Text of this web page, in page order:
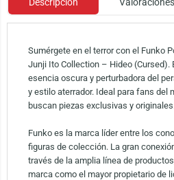
Sumérgete en el terror con el Funko
Junji Ito Collection – Hideo (Cursed).
esencia oscura y perturbadora del
y estilo aterrador. Ideal para fans del
buscan piezas exclusivas y originales.
Funko es la marca líder entre los
figuras de colección. La gran
través de la amplia línea de
marca como el mayor propietario de